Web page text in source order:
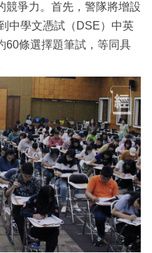
競爭力。首先，警隊將增設
中學文憑試（DSE）中英
60條選擇題筆試，等同具